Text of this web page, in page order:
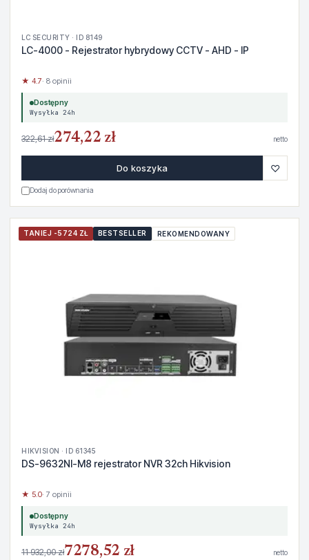
LC SECURITY · ID 8149
LC-4000 - Rejestrator hybrydowy CCTV - AHD - IP
★ 4.7· 8 opinii
Dostępny
Wysyłka 24h
322,61 zł274,22 zł netto
Do koszyka ♡
Dodaj do porównania
TANIEJ -5724 ZŁ BESTSELLER REKOMENDOWANY
HIKVISION · ID 61345
DS-9632NI-M8 rejestrator NVR 32ch Hikvision
★ 5.0· 7 opinii
Dostępny
Wysyłka 24h
11 932,00 zł7278,52 zł netto